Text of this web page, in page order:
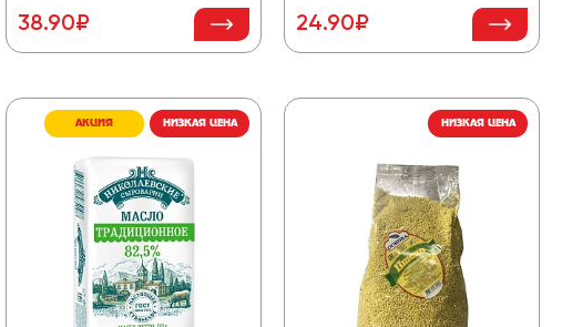
38.90₽ 24.90₽
АКЦИЯ НИЗКАЯ ЦЕНА НИЗКАЯ ЦЕНА